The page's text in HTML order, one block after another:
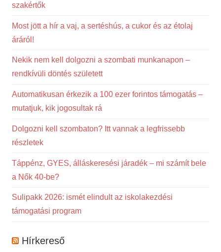
szakértők
Most jött a hír a vaj, a sertéshús, a cukor és az étolaj
áráról!
Nekik nem kell dolgozni a szombati munkanapon –
rendkívüli döntés született
Automatikusan érkezik a 100 ezer forintos támogatás –
mutatjuk, kik jogosultak rá
Dolgozni kell szombaton? Itt vannak a legfrissebb
részletek
Táppénz, GYES, álláskeresési járadék – mi számít bele
a Nők 40-be?
Sulipakk 2026: ismét elindult az iskolakezdési
támogatási program
Hírkereső